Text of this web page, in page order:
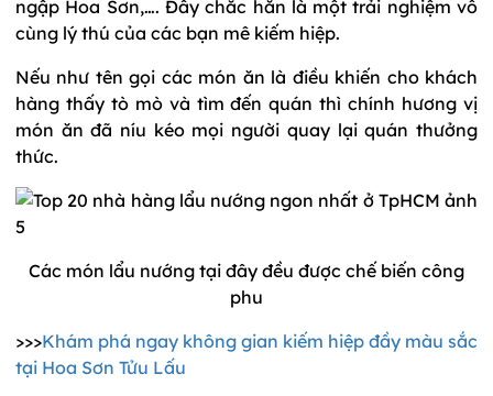
ngập Hoa Sơn,…. Đây chắc hẳn là một trải nghiệm vô
cùng lý thú của các bạn mê kiếm hiệp.
Nếu như tên gọi các món ăn là điều khiến cho khách
hàng thấy tò mò và tìm đến quán thì chính hương vị
món ăn đã níu kéo mọi người quay lại quán thưởng
thức.
Các món lẩu nướng tại đây đều được chế biến công
phu
>>>Khám phá ngay không gian kiếm hiệp đầy màu sắc
tại Hoa Sơn Tửu Lấu